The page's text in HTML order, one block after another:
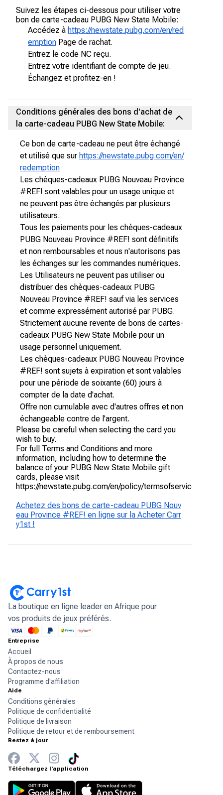
Suivez les étapes ci-dessous pour utiliser votre
bon de carte-cadeau PUBG New State Mobile:
Accédez à https://newstate.pubg.com/en/red
emption Page de rachat.
Entrez le code NC reçu.
Entrez votre identifiant de compte de jeu.
Échangez et profitez-en !
Conditions générales des bons d'achat de
la carte-cadeau PUBG New State Mobile:
Ce bon de carte-cadeau ne peut être échangé
et utilisé que sur https://newstate.pubg.com/en/
redemption
Les chèques-cadeaux PUBG Nouveau Province
#REF! sont valables pour un usage unique et
ne peuvent pas être échangés par plusieurs
utilisateurs.
Tous les paiements pour les chèques-cadeaux
PUBG Nouveau Province #REF! sont définitifs
et non remboursables et nous n'autorisons pas
les échanges sur les commandes numériques.
Les Utilisateurs ne peuvent pas utiliser ou
distribuer des chèques-cadeaux PUBG
Nouveau Province #REF! sauf via les services
et comme expressément autorisé par PUBG.
Strictement aucune revente de bons de cartes-
cadeaux PUBG New State Mobile pour un
usage personnel uniquement.
Les chèques-cadeaux PUBG Nouveau Province
#REF! sont sujets à expiration et sont valables
pour une période de soixante (60) jours à
compter de la date d'achat.
Offre non cumulable avec d'autres offres et non
échangeable contre de l'argent.
Please be careful when selecting the card you
wish to buy.
For full Terms and Conditions and more
information, including how to determine the
balance of your PUBG New State Mobile gift
cards, please visit
https://newstate.pubg.com/en/policy/termsofservice
Achetez des bons de carte-cadeau PUBG Nouv
eau Province #REF! en ligne sur la Acheter Carr
y1st !
La boutique en ligne leader en Afrique pour
vos produits de jeux préférés.
Entreprise
Accueil
À propos de nous
Contactez-nous
Programme d'affiliation
Aide
Conditions générales
Politique de confidentialité
Politique de livraison
Politique de retour et de remboursement
Restez à jour
Téléchargez l'application